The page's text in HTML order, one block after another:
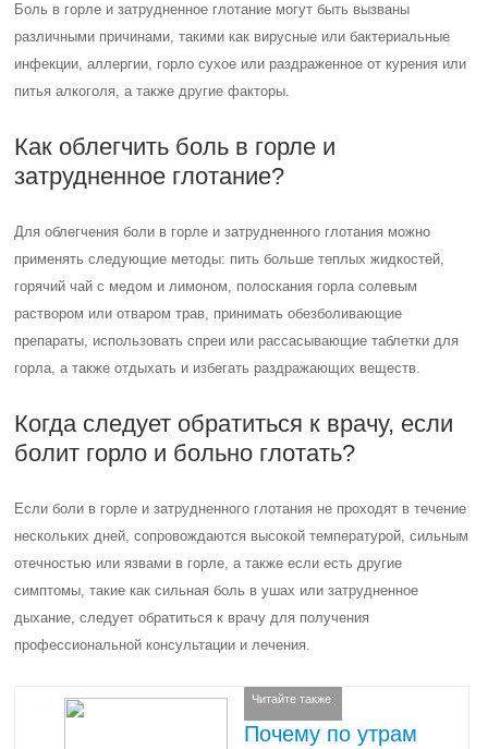
Боль в горле и затрудненное глотание могут быть вызваны
различными причинами, такими как вирусные или бактериальные
инфекции, аллергии, горло сухое или раздраженное от курения или
питья алкоголя, а также другие факторы.
Как облегчить боль в горле и
затрудненное глотание?
Для облегчения боли в горле и затрудненного глотания можно
применять следующие методы: пить больше теплых жидкостей,
горячий чай с медом и лимоном, полоскания горла солевым
раствором или отваром трав, принимать обезболивающие
препараты, использовать спреи или рассасывающие таблетки для
горла, а также отдыхать и избегать раздражающих веществ.
Когда следует обратиться к врачу, если
болит горло и больно глотать?
Если боли в горле и затрудненного глотания не проходят в течение
нескольких дней, сопровождаются высокой температурой, сильным
отечностью или язвами в горле, а также если есть другие
симптомы, такие как сильная боль в ушах или затрудненное
дыхание, следует обратиться к врачу для получения
профессиональной консультации и лечения.
Читайте также:
Почему по утрам